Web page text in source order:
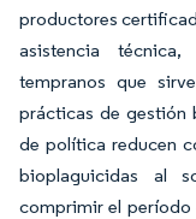
productores
asistencia
tempranos que
prácticas de gestión
de política reducen
bioplaguicidas al
comprimir el período